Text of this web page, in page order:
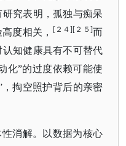
究表明，孤独与痴呆
度相关，
[２４][２５]而
知健康具有不可替代
化”的过度依赖可能使
掏空照护背后的亲密
消解。以数据为核心